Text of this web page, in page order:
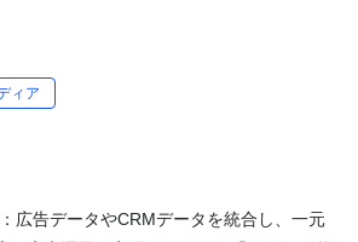
ィア
広告データやCRMデータを統合し、一元